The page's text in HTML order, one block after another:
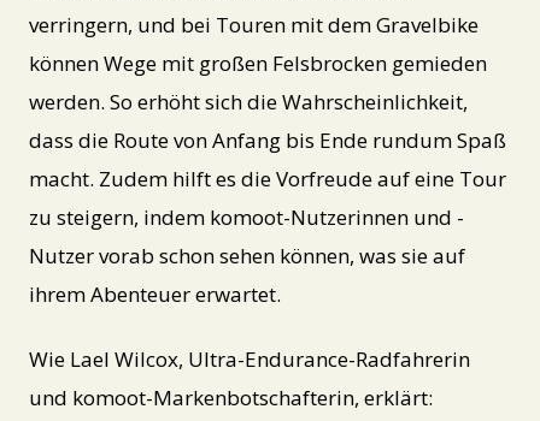
verringern, und bei Touren mit dem Gravelbike
können Wege mit großen Felsbrocken gemieden
werden. So erhöht sich die Wahrscheinlichkeit,
dass die Route von Anfang bis Ende rundum Spaß
macht. Zudem hilft es die Vorfreude auf eine Tour
zu steigern, indem komoot-Nutzerinnen und -
Nutzer vorab schon sehen können, was sie auf
ihrem Abenteuer erwartet.
Wie Lael Wilcox, Ultra-Endurance-Radfahrerin
und komoot-Markenbotschafterin, erklärt: